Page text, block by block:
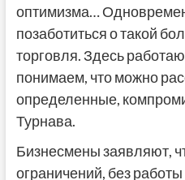
оптимизма…
позаботиться о такой
торговля. Здесь
понимаем, что можно
определенные,
Турнава.
Бизнесмены заявляют,
ограничений, без работы